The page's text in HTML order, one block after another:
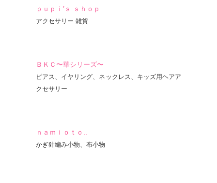
ｐｕｐｉ’ｓ ｓｈｏｐ
アクセサリー 雑貨
ＢＫＣ〜華シリーズ〜
ピアス、イヤリング、ネックレス、キッズ用ヘアア
クセサリー
ｎａｍｉｏｔｏ..
かぎ針編み小物、布小物